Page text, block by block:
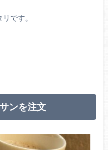
です。
ンを注文